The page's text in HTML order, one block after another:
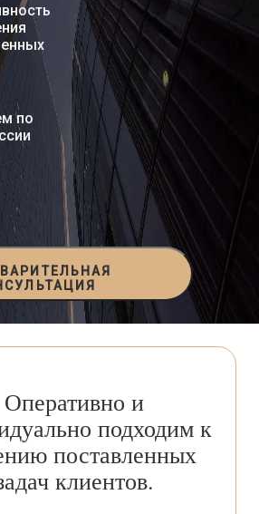
по
Оперативно и
подходим к
поставленных
клиентов.